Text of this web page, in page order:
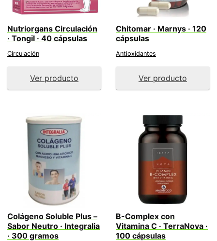
Nutriorgans Circulación
· Tongil · 40 cápsulas
Circulación
Ver producto
Chitomar · Marnys · 120
cápsulas
Antioxidantes
Ver producto
Colágeno Soluble Plus –
Sabor Neutro · Integralia
· 300 gramos
B-Complex con
Vitamina C · TerraNova ·
100 cápsulas